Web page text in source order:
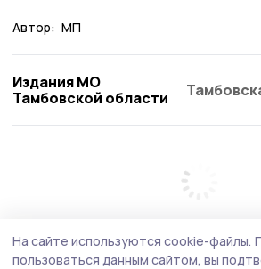
Автор: МП
Издания МО
Тамбовской области
На сайте используются cookie-файлы.
пользоваться данным сайтом, вы